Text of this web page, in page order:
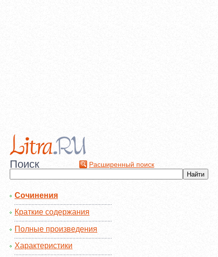
Поиск Расширенный поиск
Сочинения
Краткие содержания
Полные произведения
Характеристики